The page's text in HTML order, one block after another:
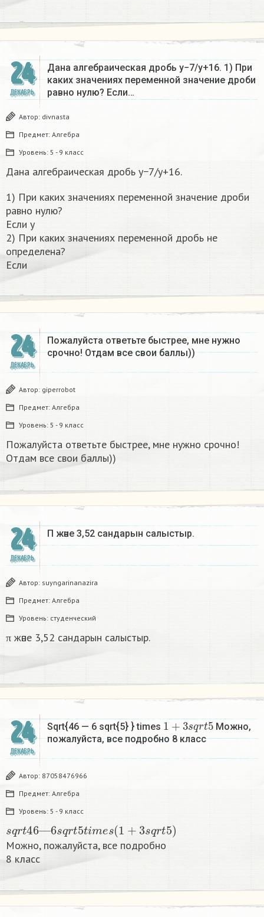
24
ДЕКАБРЬ
Дана алгебраическая дробь y−7/y+16. 1) При
каких значениях переменной значение дроби
равно нулю? Если…
Автор: divnasta
Предмет: Алгебра
Уровень: 5 - 9 класс
Дана алгебраическая дробь y−7/y+16.
1) При каких значениях переменной значение дроби
равно нулю?
Если y
2) При каких значениях переменной дробь не
определена?
Если
24
ДЕКАБРЬ
Пожалуйста ответьте быстрее, мне нужно
срочно! Отдам все свои баллы))
Автор: giperrobot
Предмет: Алгебра
Уровень: 5 - 9 класс
Пожалуйста ответьте быстрее, мне нужно срочно!
Отдам все свои баллы))
24
ДЕКАБРЬ
Π және 3,52 сандарын салыстыр. ​
Автор: suyngarinanazira
Предмет: Алгебра
Уровень: студенческий
π және 3,52 сандарын салыстыр.
24
ДЕКАБРЬ
Sqrt{46 — 6 sqrt{5} } times
1+3sqrt5
Можно,
пожалуйста, все подробно 8 класс​
Автор: 87058476966
Предмет: Алгебра
Уровень: 5 - 9 класс
t 46 6 t5ti (1 sq 5)
Можно, пожалуйста, все подробно
8 класс​